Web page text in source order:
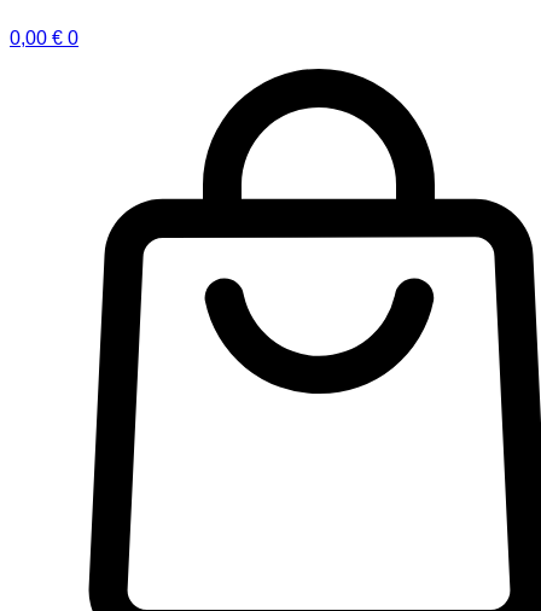
0,00 € 0